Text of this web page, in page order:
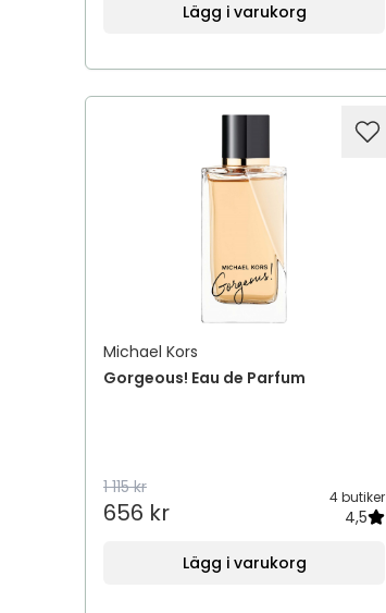
Lägg i varukorg
Michael Kors
Gorgeous! Eau de Parfum
1 115 kr
656 kr
4 butiker
4,5
Lägg i varukorg